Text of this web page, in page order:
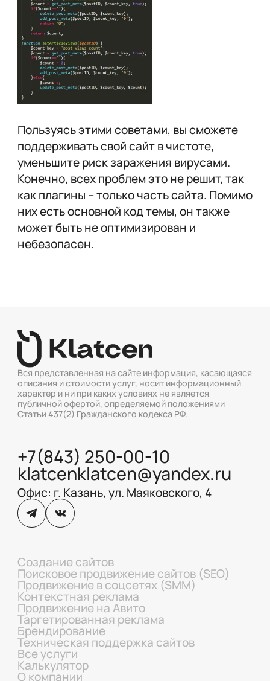
Пользуясь этими советами, вы сможете
поддерживать свой сайт в чистоте,
уменьшите риск заражения вирусами.
Конечно, всех проблем это не решит, так
как плагины – только часть сайта. Помимо
них есть основной код темы, он также
может быть не оптимизирован и
небезопасен.
Вся представленная на сайте информация, касающаяся
описания и стоимости услуг, носит информационный
характер и ни при каких условиях не является
публичной офертой, определяемой положениями
Статьи 437(2) Гражданского кодекса РФ.
+7(843) 250-00-10
klatcenklatcen@yandex.ru
Офис: г. Казань, ул. Маяковского, 4
Создание сайтов
Поисковое продвижение сайтов (SEO)
Продвижение в соцсетях (SMM)
Контекстная реклама
Продвижение на Авито
Таргетированная реклама
Брендирование
Техническая поддержка сайтов
Все услуги
Калькулятор
О компании